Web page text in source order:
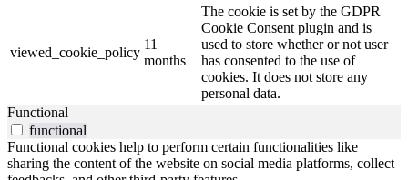
viewed_cookie_policy
11
months
The cookie is set by the GDPR
Cookie Consent plugin and is
used to store whether or not user
has consented to the use of
cookies. It does not store any
personal data.
Functional
functional
Functional cookies help to perform certain functionalities like
sharing the content of the website on social media platforms, collect